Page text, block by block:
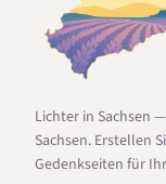
Lichter in Sachsen
Sachsen. Erstellen
Gedenkseiten für